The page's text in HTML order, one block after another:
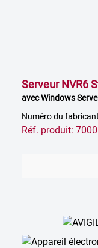
Serveur NVR6
avec Windows
Numéro du
Réf. produit: